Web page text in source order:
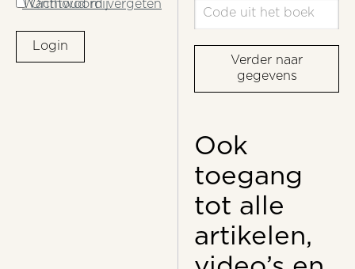
Wachtwoord vergeten
Onthoud mij
Login
Verder naar
gegevens
Ook
toegang
tot alle
artikelen,